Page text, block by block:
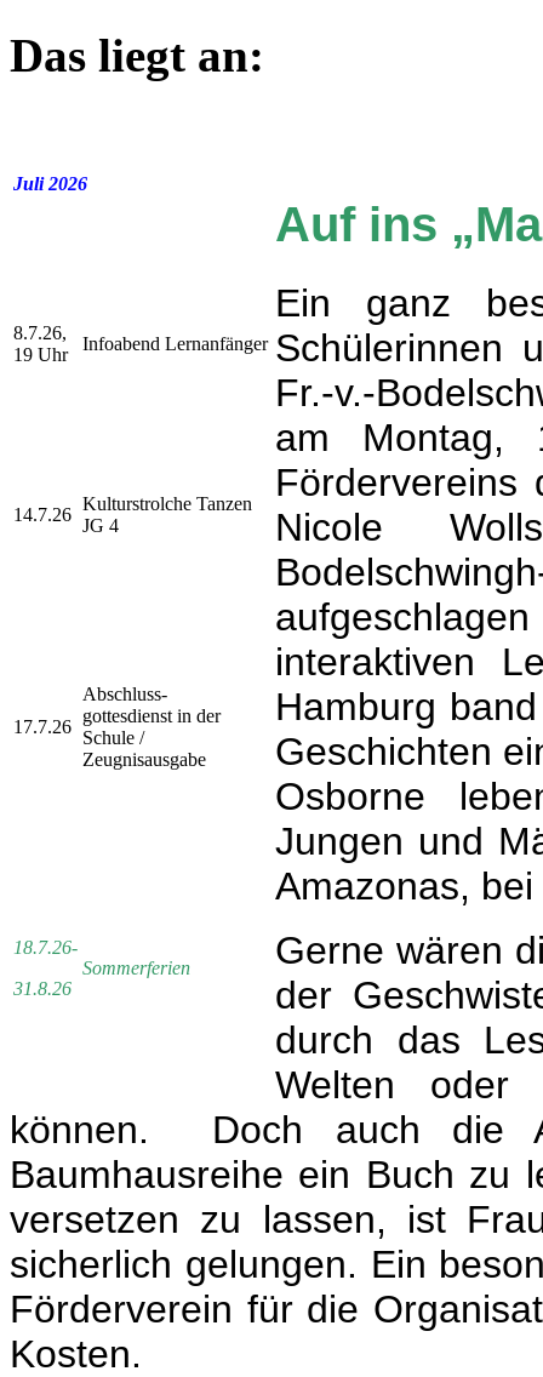
Das liegt an:
Juli 2026
8.7.26,
19 Uhr
Infoabend Lernanfänger
14.7.26
Kulturstrolche Tanzen
JG 4
17.7.26
Abschluss-
gottesdienst in der
Schule /
Zeugnisausgabe
18.7.26-
31.8.26
Sommerferien
Auf ins
Ein ganz
Schülerinnen
Fr.-v.-
am Montag,
Fördervereins
Nicole
interaktiven
Hamburg
Geschichten
Osborne
Jungen und
Amazonas,
Gerne wären
der
durch das
Welten oder
können. Doch auch die
Baumhausreihe ein Buch zu
versetzen zu lassen, ist
sicherlich gelungen. Ein
Förderverein für die
Kosten.